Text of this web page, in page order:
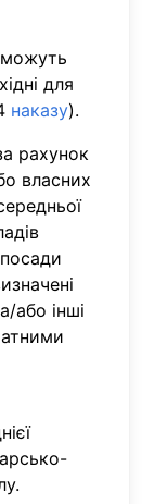
можуть
для
наказу).
рахунок
власних
або інші